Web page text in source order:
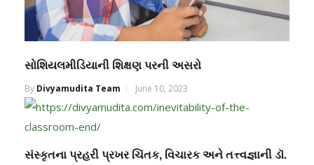
સોશિયલમીડિયાની શિક્ષણ પરની અસરો
By Divyamudita Team June 10, 2023
સંસ્કૃતના પ્રહરી પ્રખર ચિંતક, વિચારક અને તત્ત્વજ્ઞાની ડૉ.